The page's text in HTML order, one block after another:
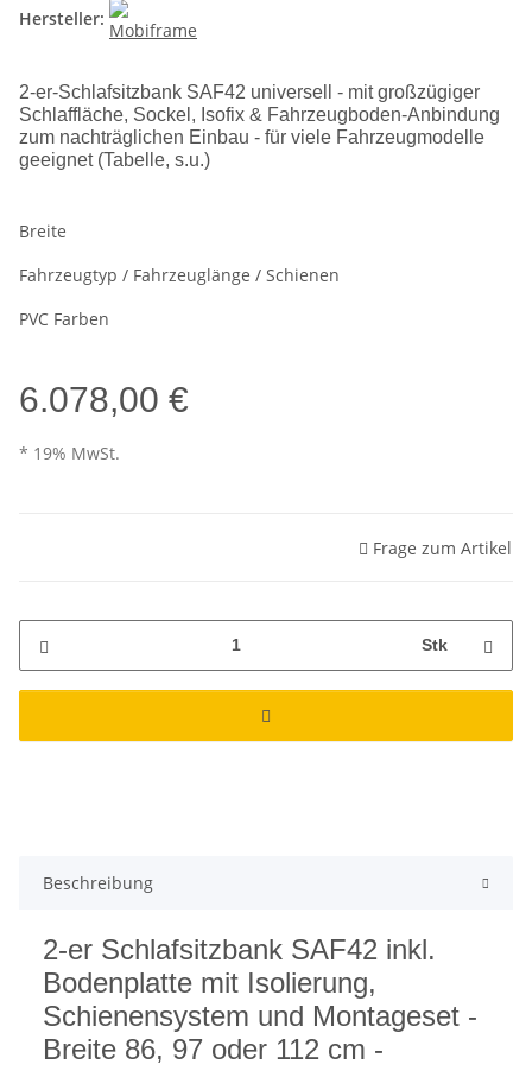
Hersteller:
2-er-Schlafsitzbank SAF42 universell - mit großzügiger
Schlaffläche, Sockel, Isofix & Fahrzeugboden-Anbindung
zum nachträglichen Einbau - für viele Fahrzeugmodelle
geeignet (Tabelle, s.u.)
Breite
Fahrzeugtyp / Fahrzeuglänge / Schienen
PVC Farben
6.078,00 €
* 19% MwSt.
Frage zum Artikel
Stk
Beschreibung
2-er Schlafsitzbank SAF42 inkl.
Bodenplatte mit Isolierung,
Schienensystem und Montageset -
Breite 86, 97 oder 112 cm -